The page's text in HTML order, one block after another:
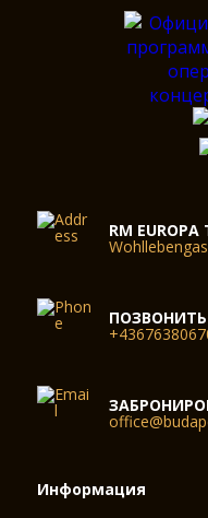
RM EUROPA
Информация